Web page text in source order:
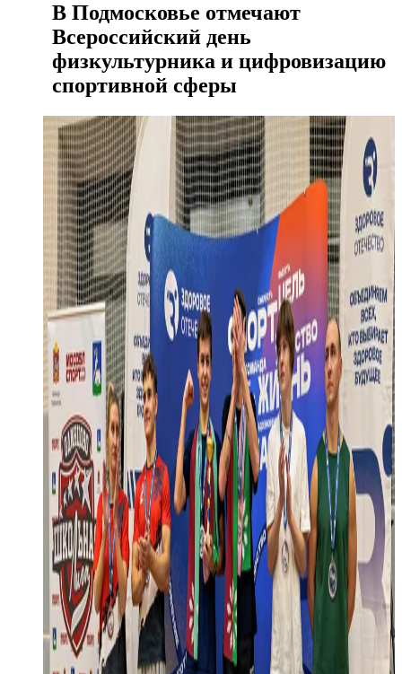
В Подмосковье отмечают
Всероссийский день
физкультурника и цифровизацию
спортивной сферы